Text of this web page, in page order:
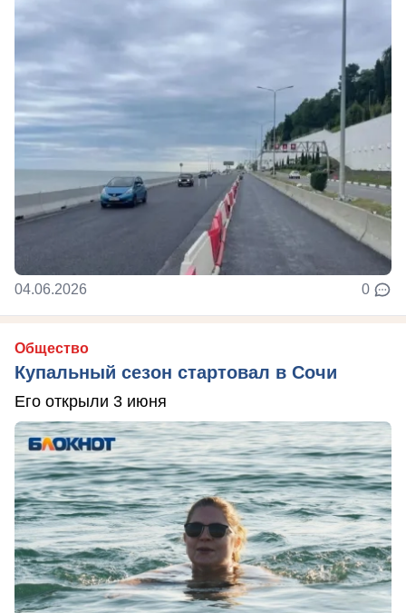
04.06.2026 0
Общество
Купальный сезон стартовал в Сочи
Его открыли 3 июня